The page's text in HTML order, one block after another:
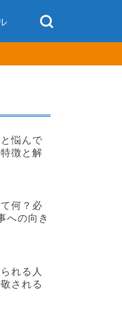
悩んで
徴と解
何？必
への向き
れる人
される